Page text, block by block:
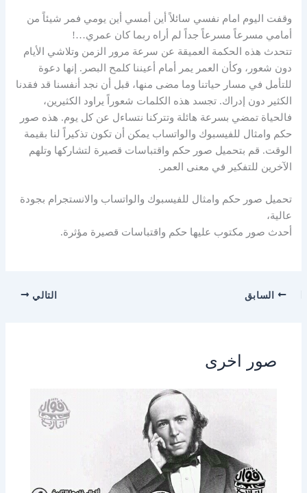
وقفت اليوم امام نفسي سائلاً أين أمسي أين يومي فمر شيئاً من
أمامي مسرعاً مسرعاً جداً لم أراه ربما كان عمري…!
تتحدث هذه الحكمة العميقة عن سرعة مرور الزمن وتلاشي الأيام
دون شعور، وكأن العمر يمر أمام أعيننا كلمح البصر. إنها دعوة
للتأمل في مسار حياتنا وما مضى منها، قبل أن نجد أنفسنا قد فقدنا
الكثير دون إدراك. تجسد هذه الكلمات شعوراً يراود الكثيرين،
فالحياة تمضي بسرعة هائلة وتتركنا نتساءل عن كل يوم. هذه صور
حكم وامثال للفيسبوك والواتساب يمكن أن تكون تذكيراً لنا بقيمة
الوقت. قم بتحميل صور حكم واقتباسات قصيرة لتشاركها وتلهم
الآخرين للتفكير في معنى العمر.
تحميل صور حكم وامثال للفيسبوك والواتساب والانستجرام بجودة
عالية،
أحدث صور مكتوب عليها حكم واقتباسات قصيرة مؤثرة.
السابق التالي
صور اخرى